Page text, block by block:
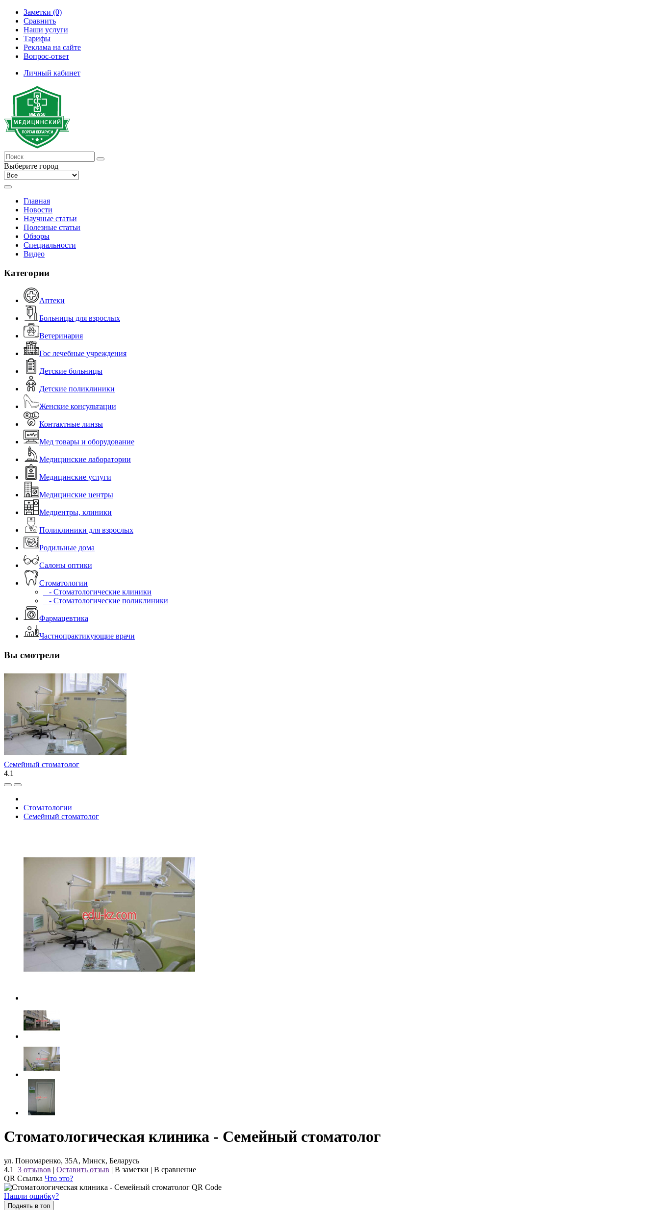
Заметки (0)
Сравнить
Наши услуги
Тарифы
Реклама на сайте
Вопрос-ответ
Личный кабинет
Выберите город
Главная
Новости
Научные статьи
Полезные статьи
Обзоры
Специальности
Видео
Категории
Аптеки
Больницы для взрослых
Ветеринария
Гос лечебные учреждения
Детские больницы
Детские поликлиники
Женские консультации
Контактные линзы
Мед товары и оборудование
Медицинские лаборатории
Медицинские услуги
Медицинские центры
Медцентры, клиники
Поликлиники для взрослых
Родильные дома
Салоны оптики
Стоматологии
- Стоматологические клиники
- Стоматологические поликлиники
Фармацевтика
Частнопрактикующие врачи
Вы смотрели
Семейный стоматолог
4.1
Стоматологии
Семейный стоматолог
Стоматологическая клиника - Семейный стоматолог
ул. Пономаренко, 35А, Минск, Беларусь
4.1
3 отзывов | Оставить отзыв | В заметки | В сравнение
QR Ссылка Что это?
Нашли ошибку?
Поднять в топ